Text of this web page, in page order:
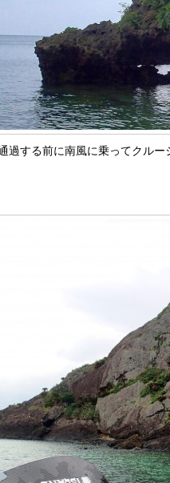
過する前に南風に乗ってクルー